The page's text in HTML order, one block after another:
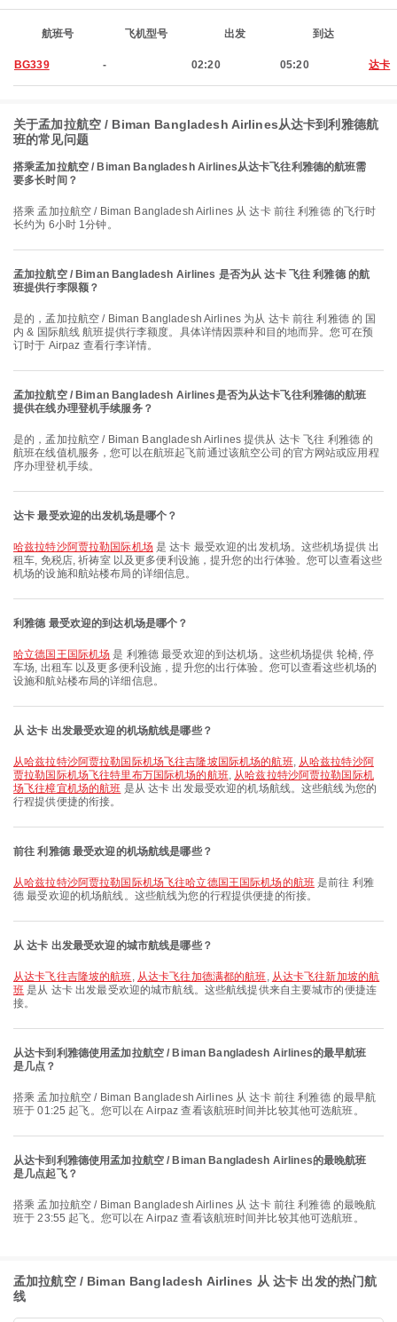
航班号 飞机型号 出发 到达
BG339 - 02:20 05:20 达卡
关于孟加拉航空 / Biman Bangladesh Airlines从达卡到利雅德航
班的常见问题
搭乘孟加拉航空 / Biman Bangladesh Airlines从达卡飞往利雅德的航班需
要多长时间？
搭乘 孟加拉航空 / Biman Bangladesh Airlines 从 达卡 前往 利雅德 的飞行时
长约为 6小时 1分钟。
孟加拉航空 / Biman Bangladesh Airlines 是否为从 达卡 飞往 利雅德 的航
班提供行李限额？
是的，孟加拉航空 / Biman Bangladesh Airlines 为从 达卡 前往 利雅德 的 国
内 & 国际航线 航班提供行李额度。具体详情因票种和目的地而异。您可在预
订时于 Airpaz 查看行李详情。
孟加拉航空 / Biman Bangladesh Airlines是否为从达卡飞往利雅德的航班
提供在线办理登机手续服务？
是的，孟加拉航空 / Biman Bangladesh Airlines 提供从 达卡 飞往 利雅德 的
航班在线值机服务，您可以在航班起飞前通过该航空公司的官方网站或应用程
序办理登机手续。
达卡 最受欢迎的出发机场是哪个？
哈兹拉特沙阿贾拉勒国际机场是 达卡 最受欢迎的出发机场。这些机场提供 出
租车, 免税店, 祈祷室 以及更多便利设施，提升您的出行体验。您可以查看这些
机场的设施和航站楼布局的详细信息。
利雅德 最受欢迎的到达机场是哪个？
哈立德国王国际机场 是 利雅德 最受欢迎的到达机场。这些机场提供 轮椅, 停
车场, 出租车 以及更多便利设施，提升您的出行体验。您可以查看这些机场的
设施和航站楼布局的详细信息。
从 达卡 出发最受欢迎的机场航线是哪些？
从哈兹拉特沙阿贾拉勒国际机场飞往吉隆坡国际机场的航班, 从哈兹拉特沙阿
贾拉勒国际机场飞往特里布万国际机场的航班, 从哈兹拉特沙阿贾拉勒国际机
场飞往樟宜机场的航班 是从 达卡 出发最受欢迎的机场航线。这些航线为您的
行程提供便捷的衔接。
前往 利雅德 最受欢迎的机场航线是哪些？
从哈兹拉特沙阿贾拉勒国际机场飞往哈立德国王国际机场的航班是前往 利雅
德 最受欢迎的机场航线。这些航线为您的行程提供便捷的衔接。
从 达卡 出发最受欢迎的城市航线是哪些？
从达卡飞往吉隆坡的航班, 从达卡飞往加德满都的航班, 从达卡飞往新加坡的航
班 是从 达卡 出发最受欢迎的城市航线。这些航线提供来自主要城市的便捷连
接。
从达卡到利雅德使用孟加拉航空 / Biman Bangladesh Airlines的最早航班
是几点？
搭乘 孟加拉航空 / Biman Bangladesh Airlines 从 达卡 前往 利雅德 的最早航
班于 01:25 起飞。您可以在 Airpaz 查看该航班时间并比较其他可选航班。
从达卡到利雅德使用孟加拉航空 / Biman Bangladesh Airlines的最晚航班
是几点起飞？
搭乘 孟加拉航空 / Biman Bangladesh Airlines 从 达卡 前往 利雅德 的最晚航
班于 23:55 起飞。您可以在 Airpaz 查看该航班时间并比较其他可选航班。
孟加拉航空 / Biman Bangladesh Airlines 从 达卡 出发的热门航
线